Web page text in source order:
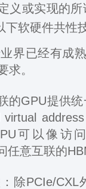
义或实现的
下软硬件共性
界已经有成
求。
的GPU提供
可以像访
任意互联的
除PCIe/CXL